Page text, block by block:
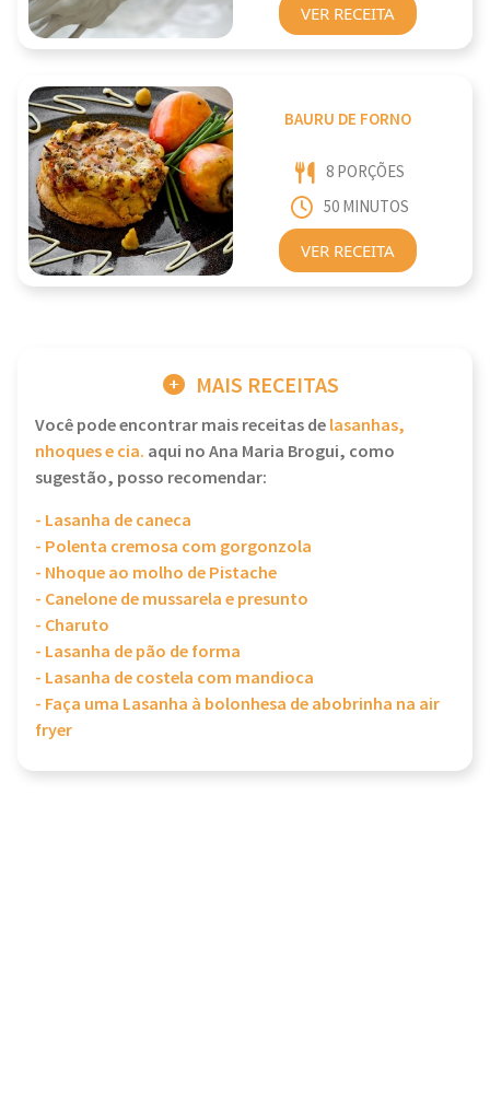
VER RECEITA
BAURU DE FORNO
8 PORÇÕES
50 MINUTOS
VER RECEITA
MAIS RECEITAS
Você pode encontrar mais receitas delasanhas,
nhoques e cia. aqui no Ana Maria Brogui, como
sugestão, posso recomendar:
- Lasanha de caneca
- Polenta cremosa com gorgonzola
- Nhoque ao molho de Pistache
- Canelone de mussarela e presunto
- Charuto
- Lasanha de pão de forma
- Lasanha de costela com mandioca
- Faça uma Lasanha à bolonhesa de abobrinha na air
fryer